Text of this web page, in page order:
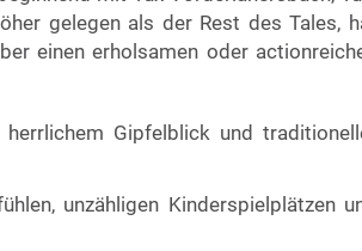
gelegen als der Rest des Tales,
einen erholsamen oder
herrlichem Gipfelblick und
unzähligen Kinderspielplätzen